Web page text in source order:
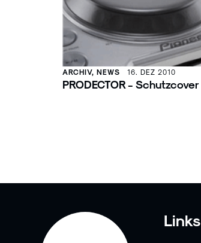
ARCHIV, NEWS 16. DEZ 2010
PRODECTOR - Schutzcover
Links